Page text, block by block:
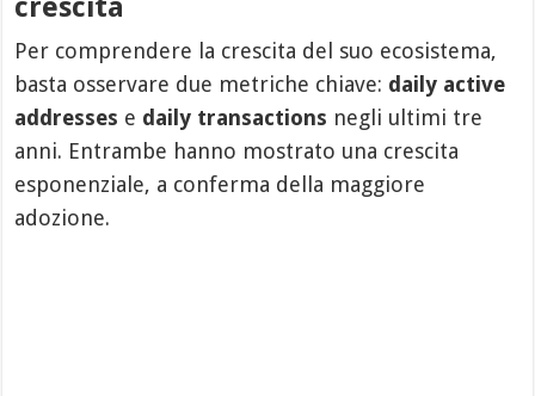
crescita
Per comprendere la crescita del suo ecosistema,
basta osservare due metriche chiave: daily active
addresses e daily transactions negli ultimi tre
anni. Entrambe hanno mostrato una crescita
esponenziale, a conferma della maggiore
adozione.